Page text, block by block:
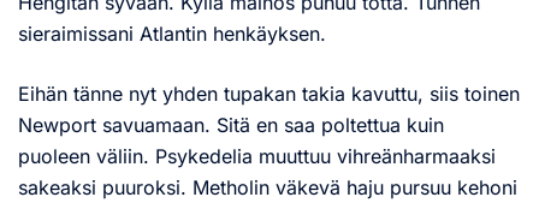
sieraimissani Atlantin henkäyksen.
Eihän tänne nyt yhden tupakan takia kavuttu, siis toinen
Newport savuamaan. Sitä en saa poltettua kuin
puoleen väliin. Psykedelia muuttuu vihreänharmaaksi
sakeaksi puuroksi. Metholin väkevä haju pursuu kehoni